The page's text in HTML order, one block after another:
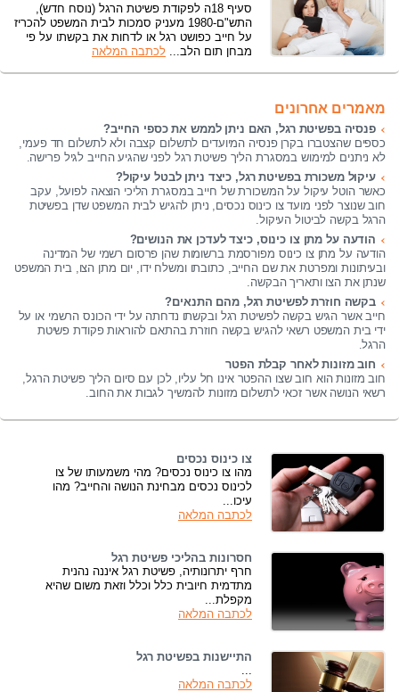
סעיף 18ה לפקודת פשיטת הרגל (נוסח חדש),
התש"ם-1980 מעניק סמכות לבית המשפט להכריז
על חייב כפושט רגל או לדחות את בקשתו על פי
מבחן תום הלב... לכתבה המלאה
מאמרים אחרונים
פנסיה בפשיטת רגל, האם ניתן לממש את כספי החייב?
כספים שהצטברו בקרן פנסיה המיועדים לתשלום קצבה ולא לתשלום חד פעמי,
לא ניתנים למימוש במסגרת הליך פשיטת רגל לפני שהגיע החייב לגיל פרישה.
עיקול משכורת בפשיטת רגל, כיצד ניתן לבטל עיקול?
כאשר הוטל עיקול על המשכורת של חייב במסגרת הליכי הוצאה לפועל, עקב
חוב שנוצר לפני מועד צו כינוס נכסים, ניתן להגיש לבית המשפט שדן בפשיטת
הרגל בקשה לביטול העיקול.
הודעה על מתן צו כינוס, כיצד לעדכן את הנושים?
הודעה על מתן צו כינוס מפורסמת ברשומות שהן פרסום רשמי של המדינה
ובעיתונות ומפרטת את שם החייב, כתובתו ומשלח ידו, יום מתן הצו, בית המשפט
שנתן את הצו ותאריך הבקשה.
בקשה חוזרת לפשיטת רגל, מהם התנאים?
חייב אשר הגיש בקשה לפשיטת רגל ובקשתו נדחתה על ידי הכונס הרשמי או על
ידי בית המשפט רשאי להגיש בקשה חוזרת בהתאם להוראות פקודת פשיטת
הרגל.
חוב מזונות לאחר קבלת הפטר
חוב מזונות הוא חוב שצו ההפטר אינו חל עליו, לכן עם סיום הליך פשיטת הרגל,
רשאי הנושה אשר זכאי לתשלום מזונות להמשיך לגבות את החוב.
צו כינוס נכסים
מהו צו כינוס נכסים? מהי משמעותו של צו
לכינוס נכסים מבחינת הנושה והחייב? מהו
עיכו...
לכתבה המלאה
חסרונות בהליכי פשיטת רגל
חרף יתרונותיה, פשיטת רגל איננה נהנית
מתדמית חיובית כלל וכלל וזאת משום שהיא
מקפלת...
לכתבה המלאה
התיישנות בפשיטת רגל
לכתבה המלאה